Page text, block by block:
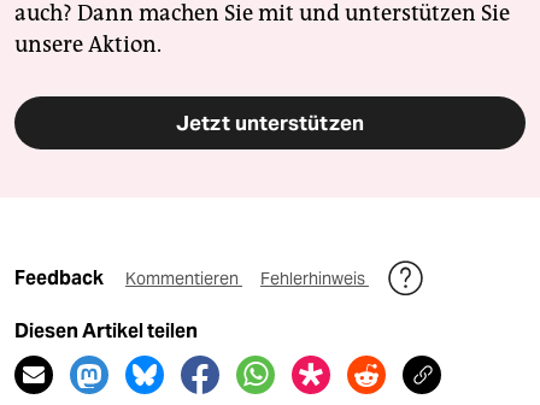
auch? Dann machen Sie mit und unterstützen Sie
unsere Aktion.
Jetzt unterstützen
Feedback Kommentieren Fehlerhinweis
Diesen Artikel teilen